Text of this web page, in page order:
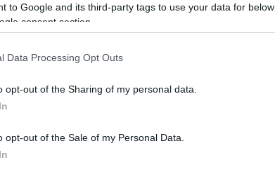
to Google and its third-party tags to use your data for
consent section.
Data Processing Opt Outs
opt-out of the Sharing of my personal data.
opt-out of the Sale of my Personal Data.